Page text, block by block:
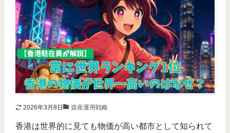
2026年3月8日 資産運用戦略
香港は世界的に見ても物価が高い都市として知られて